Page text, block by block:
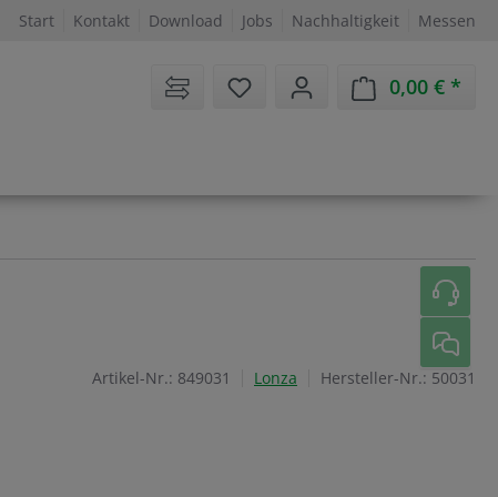
Start Kontakt Download Jobs Nachhaltigkeit Messen
Sie haben 0 Artikel auf dem
0,00 €
Artikel-Nr.: 849031 Lonza Hersteller-Nr.: 50031